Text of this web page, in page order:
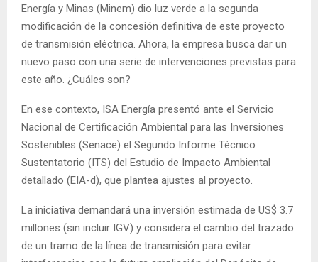
Energía y Minas (Minem) dio luz verde a la segunda
modificación de la concesión definitiva de este proyecto
de transmisión eléctrica. Ahora, la empresa busca dar un
nuevo paso con una serie de intervenciones previstas para
este año. ¿Cuáles son?
En ese contexto, ISA Energía presentó ante el Servicio
Nacional de Certificación Ambiental para las Inversiones
Sostenibles (Senace) el Segundo Informe Técnico
Sustentatorio (ITS) del Estudio de Impacto Ambiental
detallado (EIA-d), que plantea ajustes al proyecto.
La iniciativa demandará una inversión estimada de US$ 3.7
millones (sin incluir IGV) y considera el cambio del trazado
de un tramo de la línea de transmisión para evitar